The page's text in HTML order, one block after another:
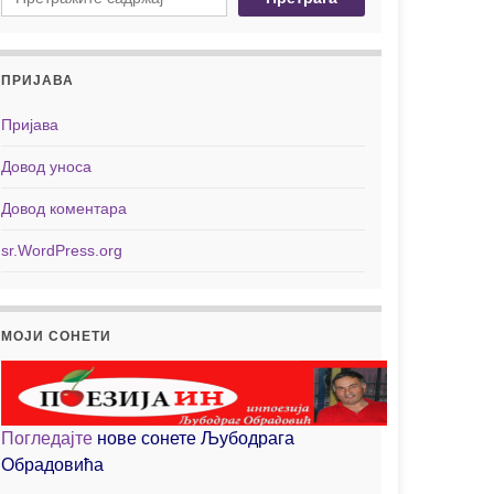
ПРИЈАВА
Пријава
Довод уноса
Довод коментара
sr.WordPress.org
МОЈИ СОНЕТИ
Погледајте нове сонете Љубодрага
Обрадовића